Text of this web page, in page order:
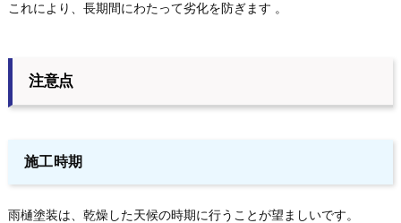
これにより、長期間にわたって劣化を防ぎます 。
注意点
施工時期
雨樋塗装は、乾燥した天候の時期に行うことが望ましいです。